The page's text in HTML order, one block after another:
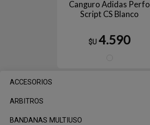
ACCESORIOS
ARBITROS
BANDANAS MULTIUSO
Canguro Adidas Perfo
Script CS Blanco
$U 4.590